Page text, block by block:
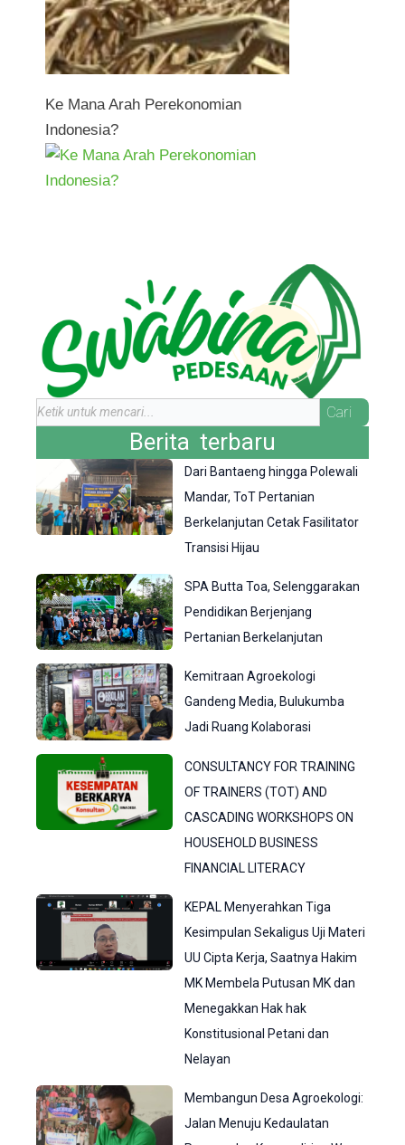
Ke Mana Arah Perekonomian
Indonesia?
Search Cari
Berita terbaru
Dari Bantaeng hingga Polewali
Mandar, ToT Pertanian
Berkelanjutan Cetak Fasilitator
Transisi Hijau
SPA Butta Toa, Selenggarakan
Pendidikan Berjenjang
Pertanian Berkelanjutan
Kemitraan Agroekologi
Gandeng Media, Bulukumba
Jadi Ruang Kolaborasi
CONSULTANCY FOR TRAINING
OF TRAINERS (TOT) AND
CASCADING WORKSHOPS ON
HOUSEHOLD BUSINESS
FINANCIAL LITERACY
KEPAL Menyerahkan Tiga
Kesimpulan Sekaligus Uji Materi
UU Cipta Kerja, Saatnya Hakim
MK Membela Putusan MK dan
Menegakkan Hak hak
Konstitusional Petani dan
Nelayan
Membangun Desa Agroekologi:
Jalan Menuju Kedaulatan